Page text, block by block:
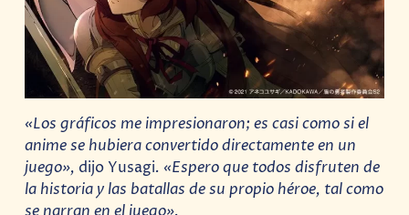
«Los gráficos me impresionaron; es casi como si el
anime se hubiera convertido directamente en un
juego»,dijo Yusagi. «Espero que todos disfruten de
la historia y las batallas de su propio héroe, tal como